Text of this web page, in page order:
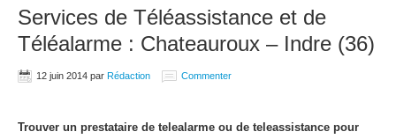
Services de Téléassistance et de
Téléalarme : Chateauroux – Indre (36)
12 juin 2014 par Rédaction Commenter
Trouver un prestataire de telealarme ou de teleassistance pour